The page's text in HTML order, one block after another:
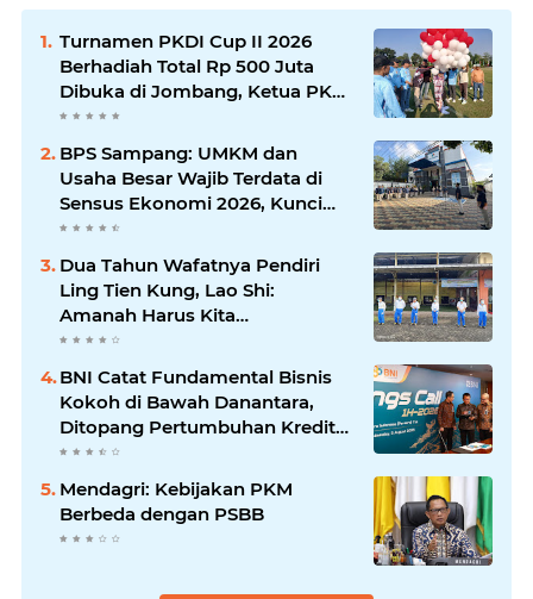
Turnamen PKDI Cup II 2026
Berhadiah Total Rp 500 Juta
Dibuka di Jombang, Ketua PKDI
Jatim Syaifullah Mahdi: Ajang
Komunikasi Antar-Kades untuk
Memajukan Desa
BPS Sampang: UMKM dan
Usaha Besar Wajib Terdata di
Sensus Ekonomi 2026, Kunci
Kebijakan Tepat Sasaran
Dua Tahun Wafatnya Pendiri
Ling Tien Kung, Lao Shi:
Amanah Harus Kita
Laksanakan!
BNI Catat Fundamental Bisnis
Kokoh di Bawah Danantara,
Ditopang Pertumbuhan Kredit
dan Kualitas Aset
Mendagri: Kebijakan PKM
Berbeda dengan PSBB